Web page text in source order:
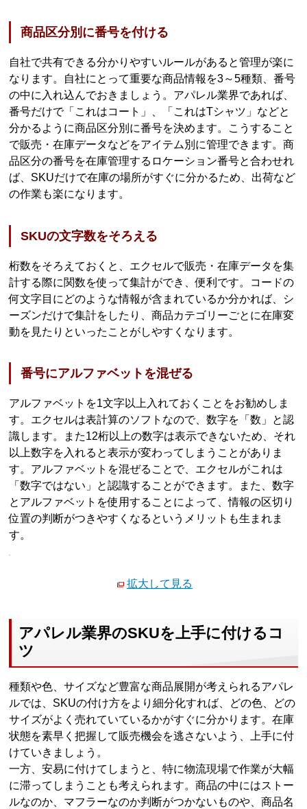
商品区分別に番号を付ける
自社で共有できる分かりやすいルールがあると管理が楽に
なります。自社にとって重要な商品情報を3～5種類、番号
の中に入れ込んでおきましょう。アパレル業界であれば、
番号だけで「これはコート」、「これはTシャツ」などと
分かるように商品区分別に番号を決めます。こうすること
で販売・在庫データなどをアイテム別に管理できます。商
品区分の番号を在庫管理するロケーション番号と合わせれ
ば、SKUだけで在庫の場所がすぐに分かるため、出荷など
の作業も楽になります。
SKUの文字数をそろえる
桁数をそろえておくと、エクセルで販売・在庫データを集
計する際に関数を使って集計ができ、便利です。コードの
何文字目にどのような情報が含まれているか分かれば、シ
ーズンだけで集計をしたり、商品カテゴリーごとに在庫変
動を見たりといったことがしやすくなります。
番号にアルファベットを混ぜる
アルファベットを1文字以上入れておくことをお勧めしま
す。エクセルは表計算のソフトなので、数字を「数」と認
識します。また12桁以上の数字は表示できないため、それ
以上数字を入れると表示が変わってしまうことがありま
す。アルファベットを混ぜることで、エクセルがこれは
「数字ではない」と認識することができます。また、数字
とアルファベットを使用することによって、情報の区切り
位置の判断がつきやすくなるというメリットも生まれま
す。
拡大して見る
アパレル業界のSKUを上手に付けるコ
ツ
種類や色、サイズなど豊富な商品展開が考えられるアパレ
ルでは、SKUの付け方をより細分化すれば、どの色、どの
サイズがよく売れていているかがすぐに分かります。在庫
状態を素早く把握して販売機会を逃さないよう、上手に付
けていきましょう。
一方、安易に付けてしまうと、特に物流現場で作業が大幅
に滞ってしまうことも考えられます。商品の中にはストー
ルなのか、マフラーなのか判断がつかないものや、商品名